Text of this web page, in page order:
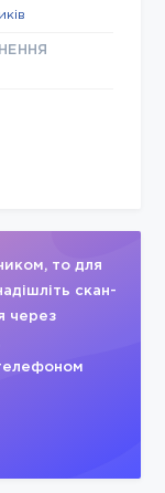
то для
скан-
через